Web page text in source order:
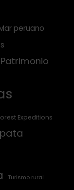
peruano
Patrimonio
Expeditions
Turismo rural